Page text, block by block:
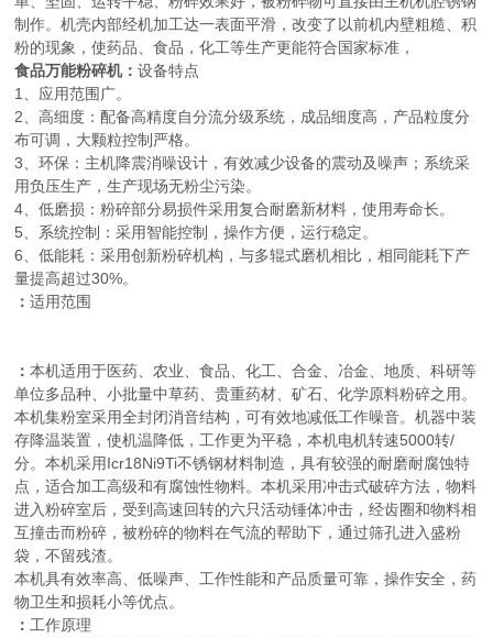
制作。机壳内部经机加工达一表面平滑，改变了以前机内壁粗糙、积
粉的现象，使药品、食品，化工等生产更能符合国家标准，
食品万能粉碎机：设备特点
1、应用范围广。
2、高细度：配备高精度自分流分级系统，成品细度高，产品粒度分
布可调，大颗粒控制严格。
3、环保：主机降震消噪设计，有效减少设备的震动及噪声；系统采
用负压生产，生产现场无粉尘污染。
4、低磨损：粉碎部分易损件采用复合耐磨新材料，使用寿命长。
5、系统控制：采用智能控制，操作方便，运行稳定。
6、低能耗：采用创新粉碎机构，与多辊式磨机相比，相同能耗下产
量提高超过30%。
：适用范围
：本机适用于医药、农业、食品、化工、合金、冶金、地质、科研等
单位多品种、小批量中草药、贵重药材、矿石、化学原料粉碎之用。
本机集粉室采用全封闭消音结构，可有效地减低工作噪音。机器中装
存降温装置，使机温降低，工作更为平稳，本机电机转速5000转/
分。本机采用Icr18Ni9Ti不锈钢材料制造，具有较强的耐磨耐腐蚀特
点，适合加工高级和有腐蚀性物料。本机采用冲击式破碎方法，物料
进入粉碎室后，受到高速回转的六只活动锤体冲击，经齿圈和物料相
互撞击而粉碎，被粉碎的物料在气流的帮助下，通过筛孔进入盛粉
袋，不留残渣。
本机具有效率高、低噪声、工作性能和产品质量可靠，操作安全，药
物卫生和损耗小等优点。
： 工作原理